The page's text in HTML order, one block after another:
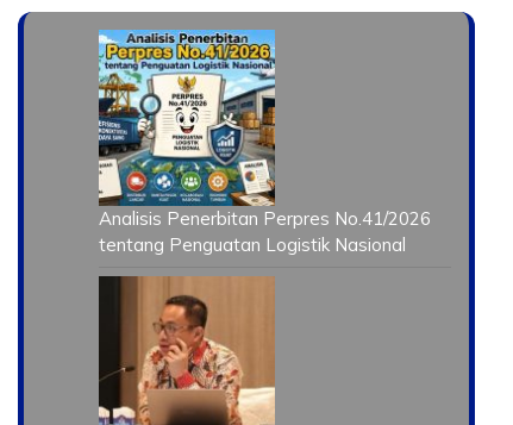
Analisis Penerbitan Perpres No.41/2026
tentang Penguatan Logistik Nasional